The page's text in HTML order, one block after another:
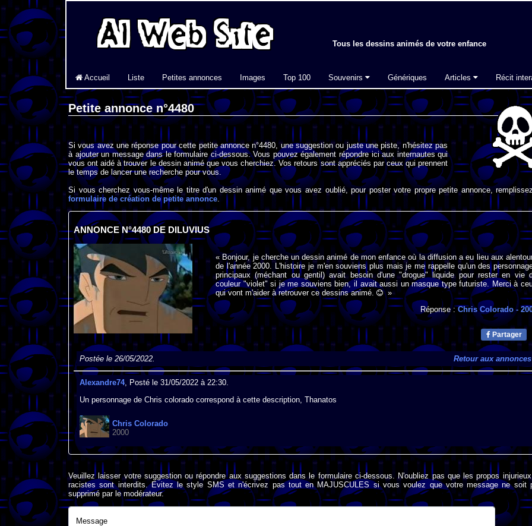
Tous les dessins animés de votre enfance
Accueil Liste Petites annonces Images Top 100 Souvenirs Génériques Articles Récit
Petite annonce n°4480
Si vous avez une réponse pour cette petite annonce n°4480, une suggestion ou juste une piste, n'hésitez pas
à ajouter un message dans le formulaire ci-dessous. Vous pouvez également répondre ici aux internautes qui
vous ont aidé à trouver le dessin animé que vous cherchiez. Vos retours sont appréciés par ceux qui prennent
le temps de lancer une recherche pour vous.
Si vous cherchez vous-même le titre d'un dessin animé que vous avez oublié, pour poster votre propre petite annonce,
formulaire de création de petite annonce.
ANNONCE N°4480 DE DILUVIUS
« Bonjour, je cherche un dessin animé de mon enfance où la diffusion a eu lieu aux
de l'année 2000. L'histoire je m'en souviens plus mais je me rappelle qu'un des
principaux (méchant ou gentil) avait besoin d'une "drogue" liquide pour rester en vie
couleur "violet" si je me souviens bien, il avait aussi un masque type futuriste. Merci à
qui vont m'aider à retrouver ce dessins animé.
»
Réponse :Chris Colorado-
Partager
Postée le 26/05/2022. Retour aux annonces
Alexandre74, Posté le 31/05/2022 à 22:30.
Un personnage de Chris colorado correspond à cette description, Thanatos
Chris Colorado
2000
Veuillez laisser votre suggestion ou répondre aux suggestions dans le formulaire ci-dessous. N'oubliez pas que les propos
racistes sont interdits. Evitez le style SMS et n'écrivez pas tout en MAJUSCULES si vous voulez que votre message ne soit
supprimé par le modérateur.
Message